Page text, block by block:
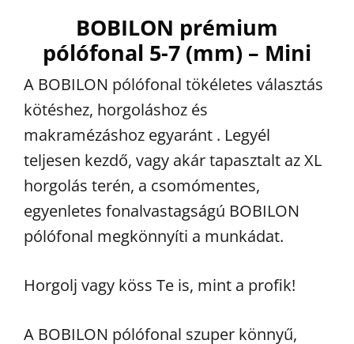
BOBILON prémium
pólófonal 5-7 (mm) – Mini
A BOBILON pólófonal tökéletes választás
kötéshez, horgoláshoz és
makramézáshoz egyaránt . Legyél
teljesen kezdő, vagy akár tapasztalt az XL
horgolás terén, a csomómentes,
egyenletes fonalvastagságú BOBILON
pólófonal megkönnyíti a munkádat.
Horgolj vagy köss Te is, mint a profik!
A BOBILON pólófonal szuper könnyű,